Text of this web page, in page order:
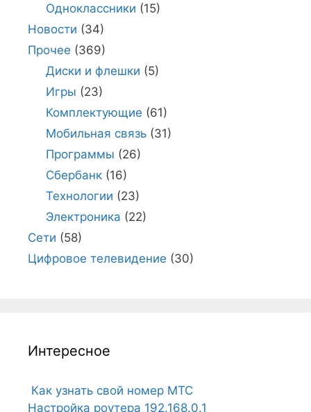
Одноклассники (15)
Новости (34)
Прочее (369)
Диски и флешки (5)
Игры (23)
Комплектующие (61)
Мобильная связь(31)
Программы (26)
Сбербанк(16)
Технологии (23)
Электроника (22)
Сети (58)
Цифровое телевидение (30)
Интересное
Как узнать свой номер МТС
Настройка роутера 192.168.0.1